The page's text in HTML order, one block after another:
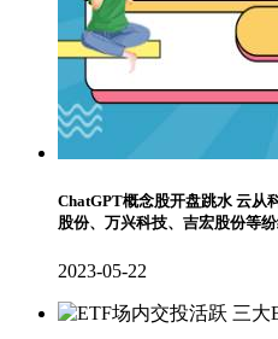
ChatGPT概念股开盘跳水 云从
股份、万兴科技、吉宏股份等
2023-05-22